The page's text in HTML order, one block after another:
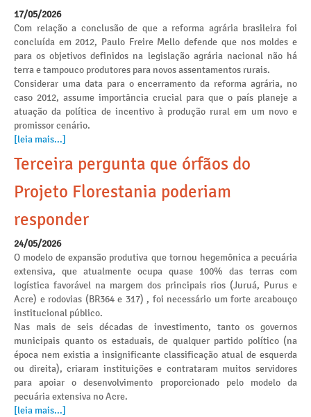
17/05/2026
Com relação a conclusão de que a reforma agrária brasileira foi
concluída em 2012, Paulo Freire Mello defende que nos moldes e
para os objetivos definidos na legislação agrária nacional não há
terra e tampouco produtores para novos assentamentos rurais.
Considerar uma data para o encerramento da reforma agrária, no
caso 2012, assume importância crucial para que o país planeje a
atuação da política de incentivo à produção rural em um novo e
promissor cenário.
[leia mais...]
Terceira pergunta que órfãos do
Projeto Florestania poderiam
responder
24/05/2026
O modelo de expansão produtiva que tornou hegemônica a pecuária
extensiva, que atualmente ocupa quase 100% das terras com
logística favorável na margem dos principais rios (Juruá, Purus e
Acre) e rodovias (BR364 e 317) , foi necessário um forte arcabouço
institucional público.
Nas mais de seis décadas de investimento, tanto os governos
municipais quanto os estaduais, de qualquer partido político (na
época nem existia a insignificante classificação atual de esquerda
ou direita), criaram instituições e contrataram muitos servidores
para apoiar o desenvolvimento proporcionado pelo modelo da
pecuária extensiva no Acre.
[leia mais...]